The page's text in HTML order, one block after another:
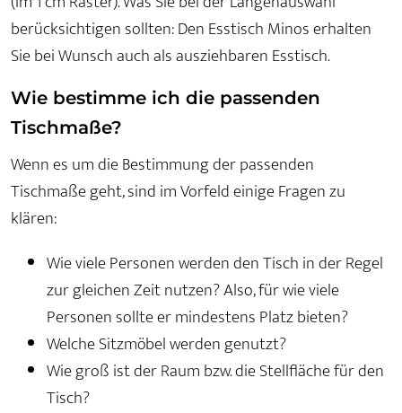
berücksichtigen sollten: Den Esstisch Minos erhalten
Sie bei Wunsch auch als ausziehbaren Esstisch.
Wie bestimme ich die passenden
Tischmaße?
Wenn es um die Bestimmung der passenden
Tischmaße geht, sind im Vorfeld einige Fragen zu
klären:
Wie viele Personen werden den Tisch in der Regel
zur gleichen Zeit nutzen? Also, für wie viele
Personen sollte er mindestens Platz bieten?
Welche Sitzmöbel werden genutzt?
Wie groß ist der Raum bzw. die Stellfläche für den
Tisch?